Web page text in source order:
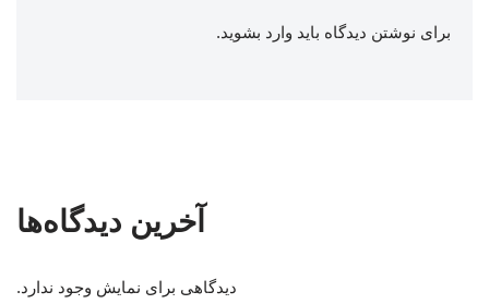
برای نوشتن دیدگاه باید وارد بشوید.
آخرین دیدگاه‌ها
دیدگاهی برای نمایش وجود ندارد.